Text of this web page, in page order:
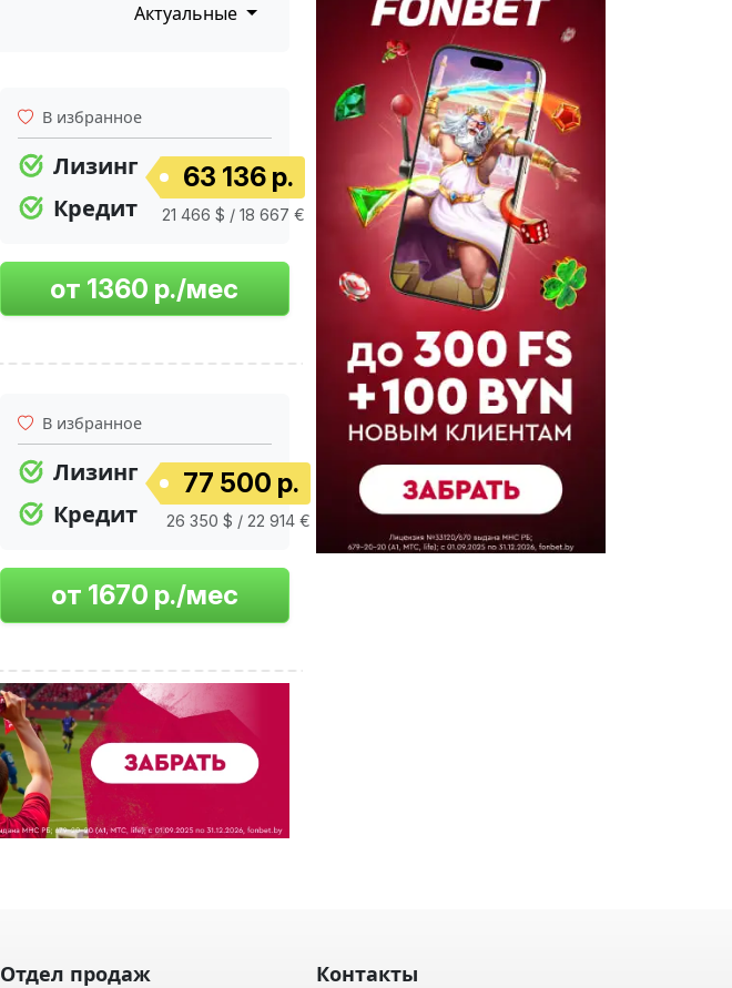
Актуальные
В избранное
Лизинг
Кредит
63 136 р.
21 466 $ / 18 667 €
В избранное
Лизинг
Кредит
77 500 р.
26 350 $ / 22 914 €
Отдел продаж Контакты